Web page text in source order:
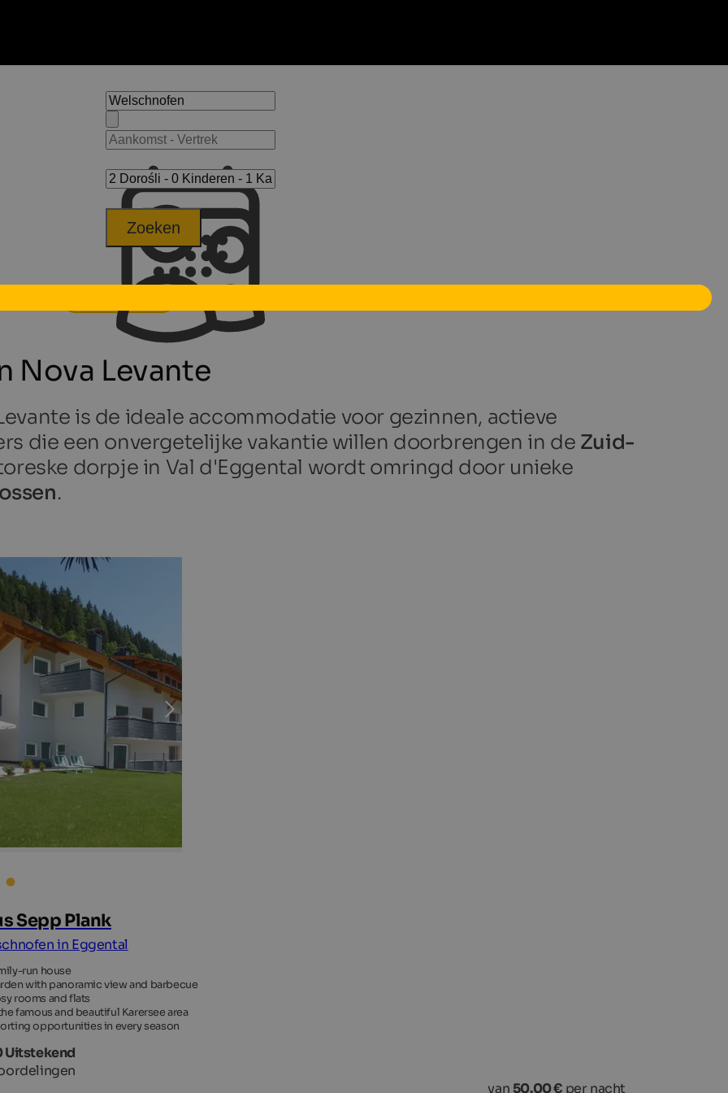
Zoeken
Nova Levante
is de ideale accommodatie voor gezinnen, actieve
die een onvergetelijke vakantie willen doorbrengen in de Zuid-
dorpje in Val d'Eggental wordt omringd door unieke
.
Sepp Plank
in Eggental
run house
with panoramic view and barbecue
rooms and flats
famous and beautiful Karersee area
opportunities in every season
Uitstekend
van 50.00 € per nacht